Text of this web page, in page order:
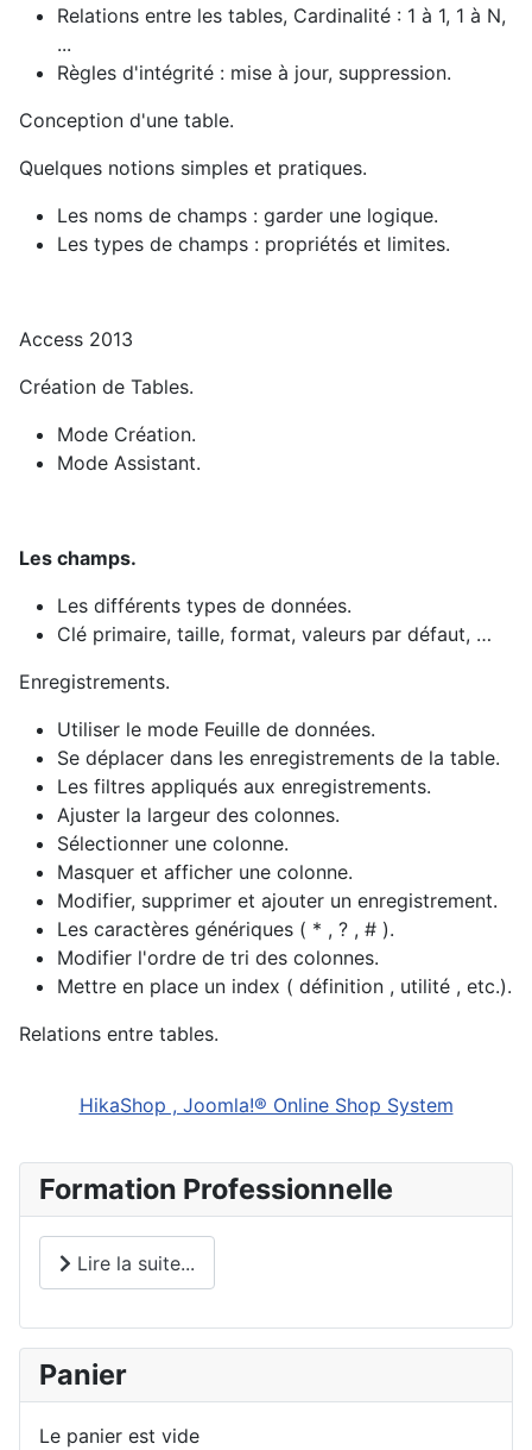
Relations entre les tables, Cardinalité : 1 à 1, 1 à N,
...
Règles d'intégrité : mise à jour, suppression.
Conception d'une table.
Quelques notions simples et pratiques.
Les noms de champs : garder une logique.
Les types de champs : propriétés et limites.
Access 2013
Création de Tables.
Mode Création.
Mode Assistant.
Les champs.
Les différents types de données.
Clé primaire, taille, format, valeurs par défaut, …
Enregistrements.
Utiliser le mode Feuille de données.
Se déplacer dans les enregistrements de la table.
Les filtres appliqués aux enregistrements.
Ajuster la largeur des colonnes.
Sélectionner une colonne.
Masquer et afficher une colonne.
Modifier, supprimer et ajouter un enregistrement.
Les caractères génériques ( * , ? , # ).
Modifier l'ordre de tri des colonnes.
Mettre en place un index ( définition , utilité , etc.).
Relations entre tables.
HikaShop , Joomla!® Online Shop System
Formation Professionnelle
Lire la suite...
Panier
Le panier est vide